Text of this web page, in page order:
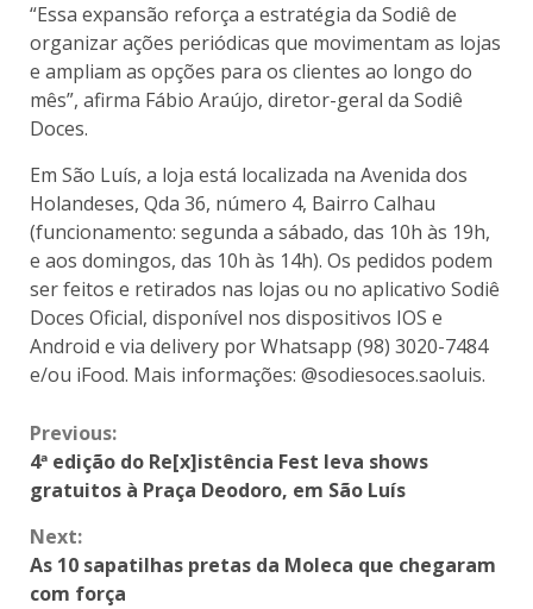
“Essa expansão reforça a estratégia da Sodiê de
organizar ações periódicas que movimentam as lojas
e ampliam as opções para os clientes ao longo do
mês”, afirma Fábio Araújo, diretor-geral da Sodiê
Doces.
Em São Luís, a loja está localizada na Avenida dos
Holandeses, Qda 36, número 4, Bairro Calhau
(funcionamento: segunda a sábado, das 10h às 19h,
e aos domingos, das 10h às 14h). Os pedidos podem
ser feitos e retirados nas lojas ou no aplicativo Sodiê
Doces Oficial, disponível nos dispositivos IOS e
Android e via delivery por Whatsapp (98) 3020-7484
e/ou iFood. Mais informações: @sodiesoces.saoluis.
Previous:
4ª edição do Re[x]istência Fest leva shows
gratuitos à Praça Deodoro, em São Luís
Next:
As 10 sapatilhas pretas da Moleca que chegaram
com força